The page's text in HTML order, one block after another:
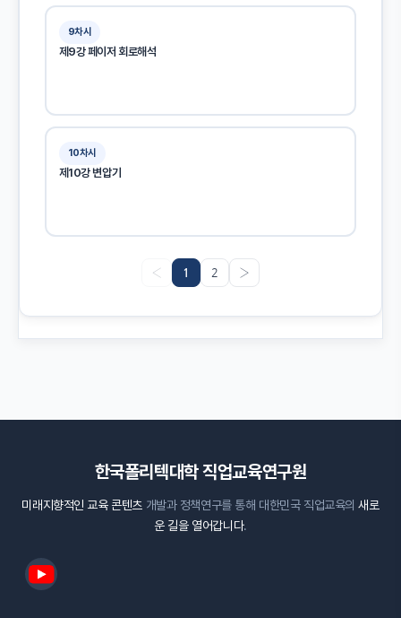
9차시
제9강 페이저 회로해석
10차시
제10강 변압기
‹ 1 2 ›
한국폴리텍대학 직업교육연구원
미래지향적인 교육 콘텐츠 개발과 정책연구를 통해 대한민국 직업교육의새로
운 길을 열어갑니다.